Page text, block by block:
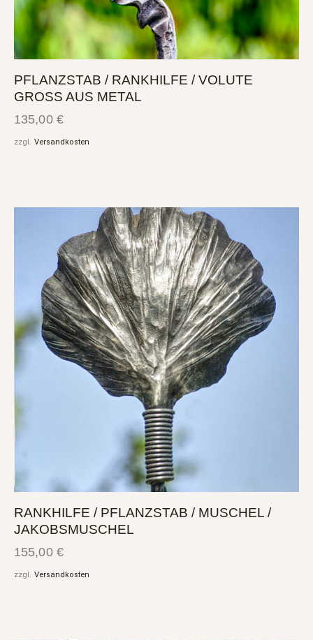
PFLANZSTAB / RANKHILFE / VOLUTE
GROSS AUS METAL
135,00 €
zzgl. Versandkosten
RANKHILFE / PFLANZSTAB / MUSCHEL /
JAKOBSMUSCHEL
155,00 €
zzgl. Versandkosten